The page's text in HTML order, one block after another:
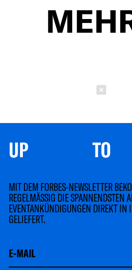
UP TO
MIT DEM FORBES-NEWSLETTER
REGELMÄSSIG DIE SPANNENDSTEN
EVENTANKÜNDIGUNGEN DIREKT IN
GELIEFERT.